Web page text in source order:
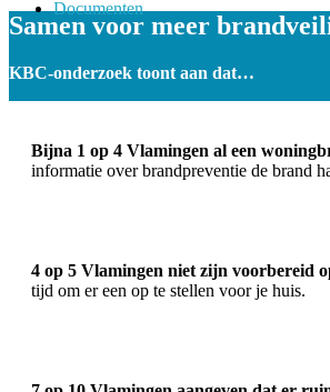
Documenten
Samen voor meer
KBC-onderzoek toont aan dat…
Bijna 1 op 4 Vlamingen al een
informatie over brandpreventie de brand
4 op 5 Vlamingen niet zijn voorbereid
tijd om er een op te stellen voor je huis.